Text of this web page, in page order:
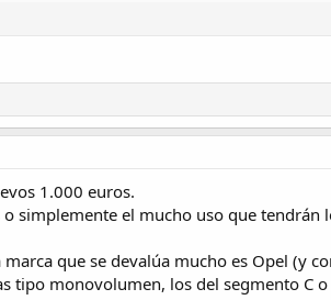
1.000 euros.
simplemente el mucho uso que tendrán
que se devalúa mucho es Opel (y
tipo monovolumen, los del segmento C o